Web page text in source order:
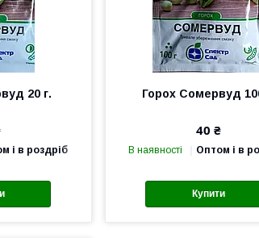
20 г.
і в роздріб
Горох Сомервуд
40 ₴
В наявності Оптом і в
Купити